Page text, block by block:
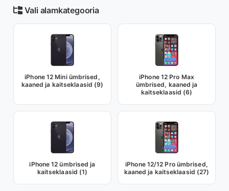
Vali alamkategooria
iPhone 12 Mini ümbrised,
kaaned ja kaitseklaasid (9)
iPhone 12 Pro Max
ümbrised, kaaned ja
kaitseklaasid (6)
iPhone 12 ümbrised ja
kaitseklaasid (1)
iPhone 12/12 Pro ümbrised,
kaaned ja kaitseklaasid (27)